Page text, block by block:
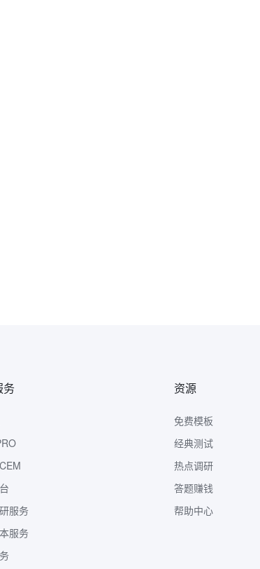
务
服务
服务
资源
免费模板
经典测试
热点调研
答题赚钱
帮助中心